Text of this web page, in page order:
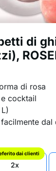
di
di rosa
cocktail
dal
dai clienti
2x